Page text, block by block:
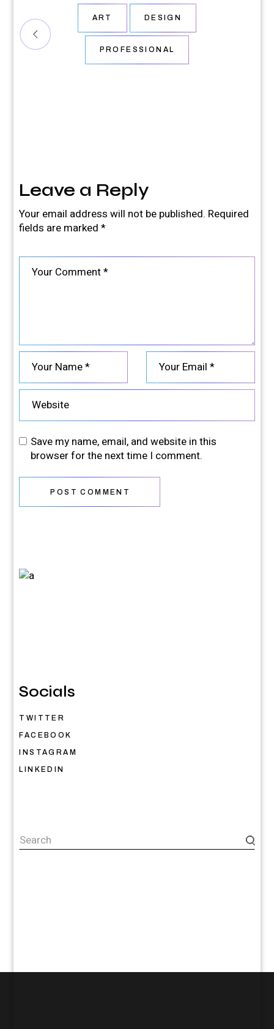
ART DESIGN
PROFESSIONAL
Leave a Reply
Your email address will not be published. Required
fields are marked*
Save my name, email, and website in this
browser for the next time I comment.
POST COMMENT
Socials
TWITTER
FACEBOOK
INSTAGRAM
LINKEDIN